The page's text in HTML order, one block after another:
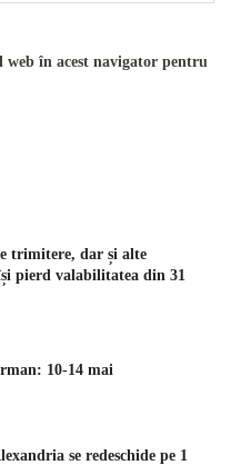
web în acest navigator pentru
trimitere, dar și alte
pierd valabilitatea din 31
10-14 mai
se redeschide pe 1